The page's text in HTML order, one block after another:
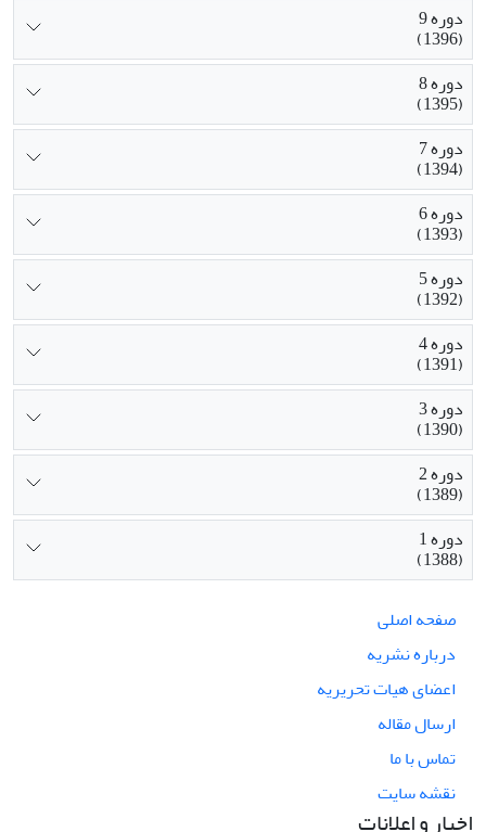
دوره 9
(1396)
دوره 8
(1395)
دوره 7
(1394)
دوره 6
(1393)
دوره 5
(1392)
دوره 4
(1391)
دوره 3
(1390)
دوره 2
(1389)
دوره 1
(1388)
صفحه اصلی
درباره نشریه
اعضای هیات تحریریه
ارسال مقاله
تماس با ما
نقشه سایت
اخبار و اعلانات